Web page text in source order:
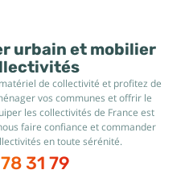
urbain et mobilier
de collectivité et profitez de
vos communes et offrir le
les collectivités de France est
faire confiance et commander
en toute sérénité.
31 79